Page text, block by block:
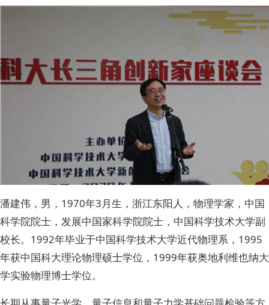
潘建伟，男，1970年3月生，浙江东阳人，物理学家，中国
科学院院士，发展中国家科学院院士，中国科学技术大学副
校长。1992年毕业于中国科学技术大学近代物理系，1995
年获中国科大理论物理硕士学位，1999年获奥地利维也纳大
学实验物理博士学位。